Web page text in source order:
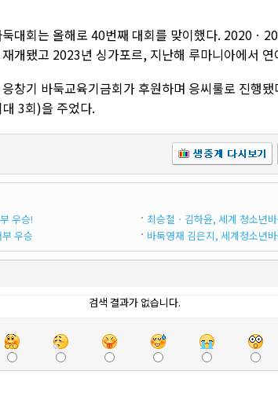
대회는 올해로 40번째 대회를 맞이했다. 2020ㆍ
개됐고 2023년 싱가포르, 지난해 루마니아에서 연
창기 바둑교육기금회가 후원하며 응씨룰로 진행
3회)을 주었다.
우승!
우승
최승철ㆍ김하윤, 세계 청소년
바둑영재 김은지, 세계청소년
검색 결과가 없습니다.